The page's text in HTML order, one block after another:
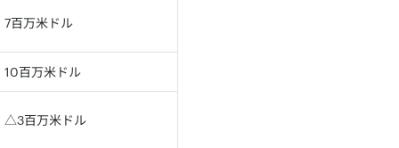
7百万米ドル
10百万米ドル
△3百万米ドル